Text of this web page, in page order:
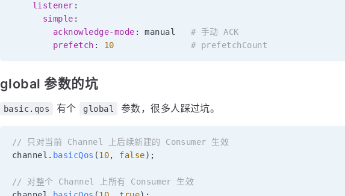
listener :
simple :
acknowledge-mode : manual # 手动 ACK
prefetch : 10 # prefetchCount
global 参数的坑
basic.qos 有个 global 参数，很多人踩过坑。
// 只对当前 Channel 上后续新建的 Consumer 生效
channel . basicQos (10, false) ;
// 对整个 Channel 上所有 Consumer 生效